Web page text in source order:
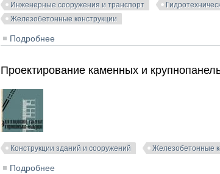
Инженерные сооружения и транспорт
Железобетонные конструкции
Подробнее
Проектирование каменных и
Конструкции зданий и сооружений Железобетонные
Подробнее